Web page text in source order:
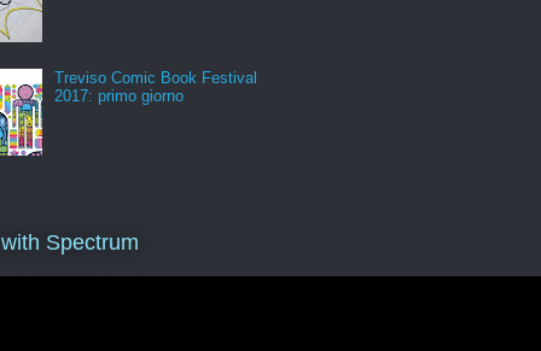
Treviso Comic Book Festival
2017: primo giorno
Spectrum